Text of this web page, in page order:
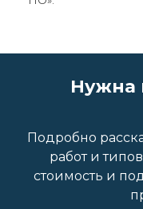
Нужна
Подробно
работ и
стоимость и